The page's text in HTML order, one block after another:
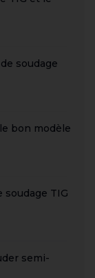
soudage
bon modèle
soudage TIG
semi-